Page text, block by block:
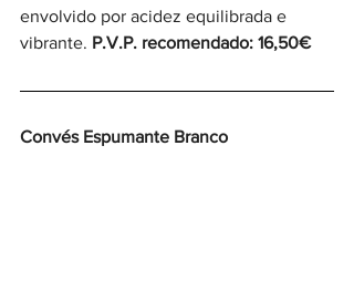
envolvido por acidez equilibrada e
vibrante. P.V.P. recomendado: 16,50€
Convés Espumante Branco